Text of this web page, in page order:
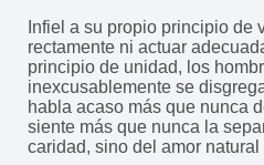
Infiel a su propio principio de
rectamente ni actuar
principio de unidad, los
inexcusablemente se
habla acaso más que nunca
siente más que nunca la
caridad, sino del amor